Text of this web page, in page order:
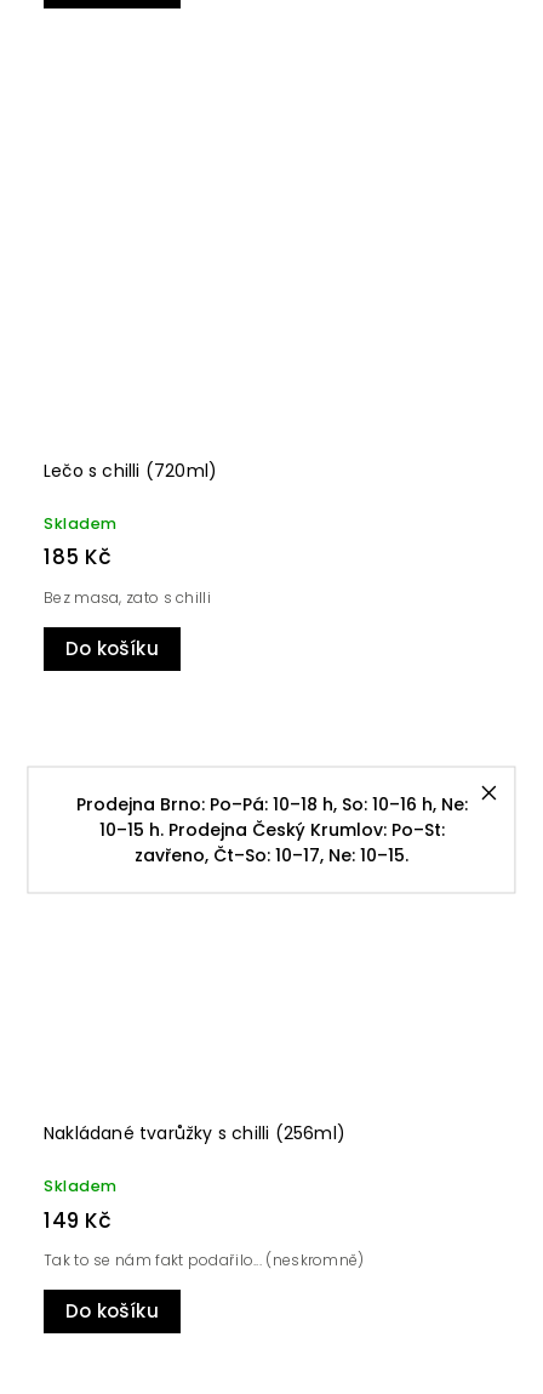
Prodejna Brno: Po–Pá: 10–18 h, So: 10–16 h, Ne:
10–15 h. Prodejna Český Krumlov: Po–St:
zavřeno, Čt–So: 10–17, Ne: 10–15.
Lečo s chilli (720ml)
Skladem
185 Kč
Do košíku
Bez masa, zato s chilli
Nakládané tvarůžky s chilli (256ml)
Skladem
149 Kč
Do košíku
Tak to se nám fakt podařilo... (neskromně)